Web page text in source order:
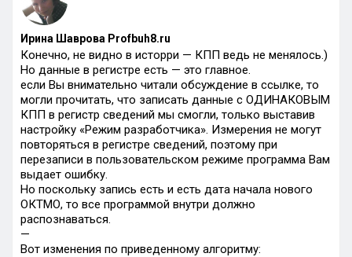
Ирина Шаврова Profbuh8.ru
Конечно, не видно в исторри — КПП ведь не менялось.)
Но данные в регистре есть — это главное.
если Вы внимательно читали обсуждение в ссылке, то
могли прочитать, что записать данные с ОДИНАКОВЫМ
КПП в регистр сведений мы смогли, только выставив
настройку «Режим разработчика». Измерения не могут
повторяться в регистре сведений, поэтому при
перезаписи в пользовательском режиме программа Вам
выдает ошибку.
Но поскольку запись есть и есть дата начала нового
ОКТМО, то все программой внутри должно
распознаваться.
—
Вот изменения по приведенному алгоритму: